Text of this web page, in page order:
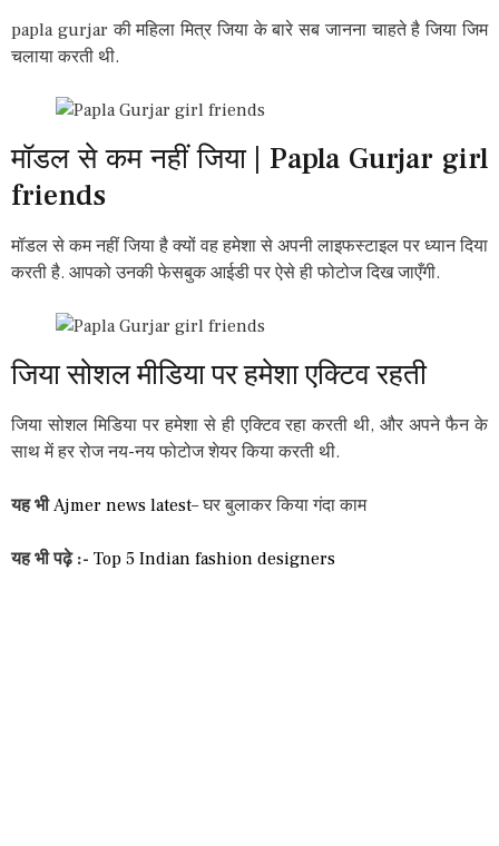
papla gurjar की महिला मित्र जिया के बारे सब जानना चाहते है जिया जिम
चलाया करती थी.
मॉडल से कम नहीं जिया | Papla Gurjar girl
friends
मॉडल से कम नहीं जिया है क्यों वह हमेशा से अपनी लाइफस्टाइल पर ध्यान दिया
करती है. आपको उनकी फेसबुक आईडी पर ऐसे ही फोटोज दिख जाएँगी.
जिया सोशल मीडिया पर हमेशा एक्टिव रहती
जिया सोशल मिडिया पर हमेशा से ही एक्टिव रहा करती थी, और अपने फैन के
साथ में हर रोज नय-नय फोटोज शेयर किया करती थी.
यह भीAjmer news latest– घर बुलाकर किया गंदा काम
यह भी पढ़े :- Top 5 Indian fashion designers